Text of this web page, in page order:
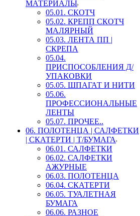
МАТЕРИАЛЫ
05.01. СКОТЧ
05.02. КРЕПП СКОТЧ
МАЛЯРНЫЙ
05.03. ЛЕНТА ПП |
СКРЕПА
05.04.
ПРИСПОСОБЛЕНИЯ Д/
УПАКОВКИ
05.05. ШПАГАТ И НИТИ
05.06.
ПРОФЕССИОНАЛЬНЫЕ
ЛЕНТЫ
05.07. ПРОЧЕЕ..
06. ПОЛОТЕНЦА | САЛФЕТКИ
| СКАТЕРТИ | Т/БУМАГА
06.01. САЛФЕТКИ
06.02. САЛФЕТКИ
АЖУРНЫЕ
06.03. ПОЛОТЕНЦА
06.04. СКАТЕРТИ
06.05. ТУАЛЕТНАЯ
БУМАГА
06.06. РАЗНОЕ